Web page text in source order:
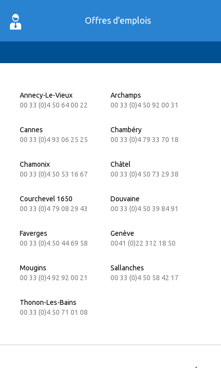
Offres d'emplois
Annecy-Le-Vieux
00 33 (0)4 50 64 00 22
Archamps
00 33 (0)4 50 92 00 31
Cannes
00 33 (0)4 93 06 25 25
Chambéry
00 33 (0)4 79 33 70 18
Chamonix
00 33 (0)4 50 53 16 67
Châtel
00 33 (0)4 50 73 29 38
Courchevel 1650
00 33 (0)4 79 08 29 43
Douvaine
00 33 (0)4 50 39 84 91
Faverges
00 33 (0)4 50 44 69 58
Genève
0041 (0)22 312 18 50
Mougins
00 33 (0)4 92 92 00 21
Sallanches
00 33 (0)4 50 58 42 17
Thonon-Les-Bains
00 33 (0)4 50 71 01 08